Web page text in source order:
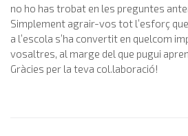
no ho has trobat en les preguntes
Simplement agrair-vos tot l’esforç
a l’escola s’ha convertit en quelcom
vosaltres, al marge del que pugui
Gràcies per la teva col.laboració!